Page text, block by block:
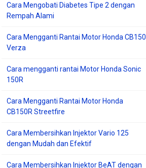
Cara Mengobati Diabetes Tipe 2 dengan
Rempah Alami
Cara Mengganti Rantai Motor Honda CB150
Verza
Cara mengganti rantai Motor Honda Sonic
150R
Cara Mengganti Rantai Motor Honda
CB150R Streetfire
Cara Membersihkan Injektor Vario 125
dengan Mudah dan Efektif
Cara Membersihkan Injektor BeAT dengan